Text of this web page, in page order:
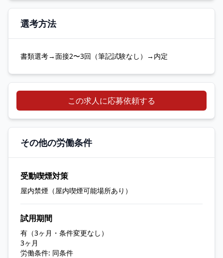
選考方法
書類選考→面接2〜3回（筆記試験なし）→内定
この求人に応募依頼する
その他の労働条件
受動喫煙対策
屋内禁煙（屋内喫煙可能場所あり）
試用期間
有（3ヶ月・条件変更なし）
3ヶ月
労働条件: 同条件